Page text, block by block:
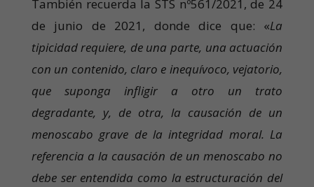
También recuerda la STS nº561/2021, de 24
de junio de 2021, donde dice que: «La
tipicidad requiere, de una parte, una actuación
con un contenido, claro e inequívoco, vejatorio,
que suponga infligir a otro un trato
degradante, y, de otra, la causación de un
menoscabo grave de la integridad moral. La
referencia a la causación de un menoscabo no
debe ser entendida como la estructuración del